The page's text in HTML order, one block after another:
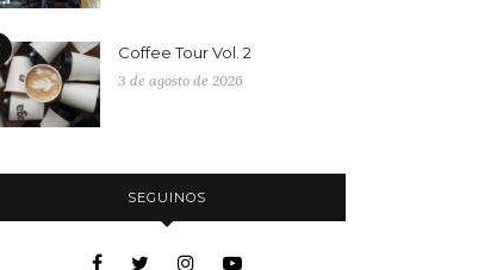
Coffee Tour Vol. 2
3 de agosto de 2026
SEGUINOS